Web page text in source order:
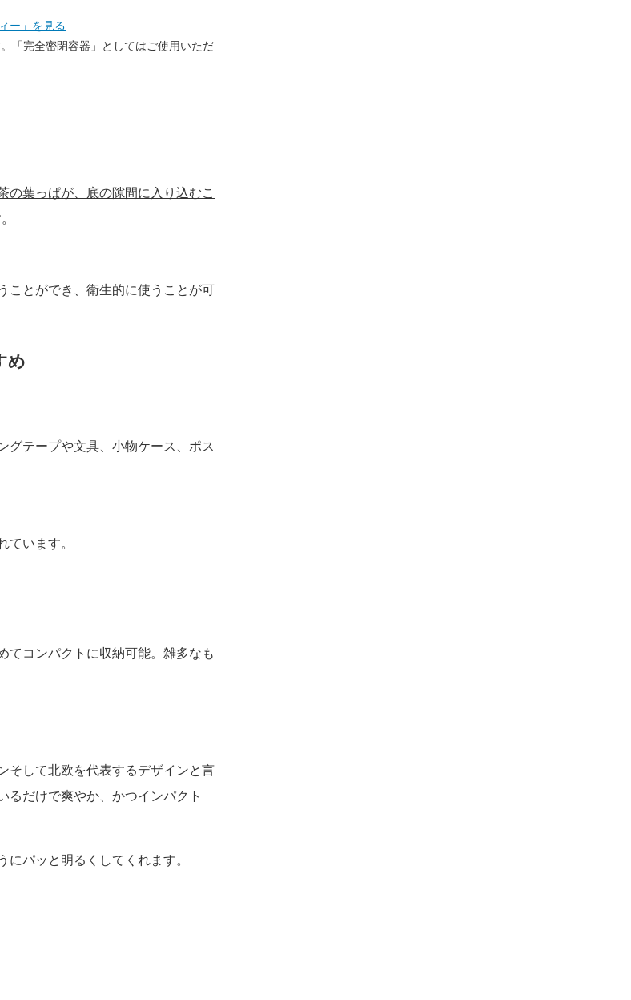
ー」を見る
「完全密閉容器」としてはご使用いただ
の葉っぱが、底の隙間に入り込むこ
ことができ、衛生的に使うことが可
め
グテープや文具、小物ケース、ポス
います。
てコンパクトに収納可能。雑多なも
そして北欧を代表するデザインと言
るだけで爽やか、かつインパクト
パッと明るくしてくれます。